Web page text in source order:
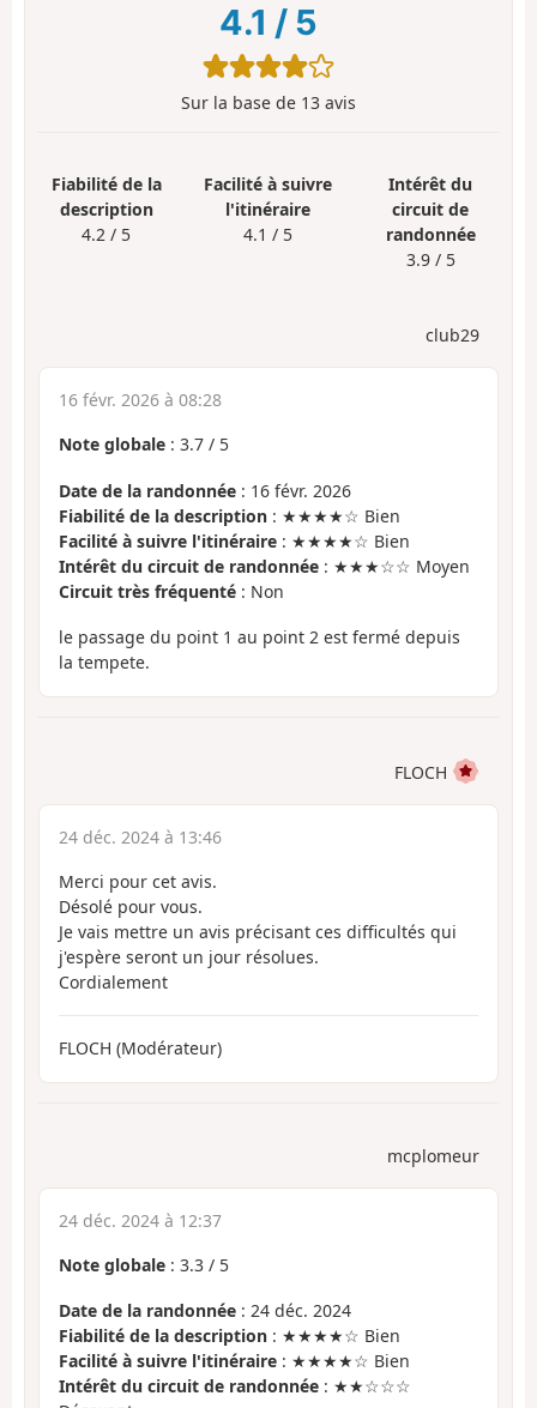
4.1 / 5
Sur la base de 13 avis
Fiabilité de la
description
4.2 / 5
Facilité à suivre
l'itinéraire
4.1 / 5
Intérêt du
circuit de
randonnée
3.9 / 5
club29
16 févr. 2026 à 08:28
Note globale : 3.7 / 5
Date de la randonnée : 16 févr. 2026
Fiabilité de la description : ★★★★☆ Bien
Facilité à suivre l'itinéraire : ★★★★☆ Bien
Intérêt du circuit de randonnée : ★★★☆☆ Moyen
Circuit très fréquenté : Non
le passage du point 1 au point 2 est fermé depuis
la tempete.
FLOCH
24 déc. 2024 à 13:46
Merci pour cet avis.
Désolé pour vous.
Je vais mettre un avis précisant ces difficultés qui
j'espère seront un jour résolues.
Cordialement
FLOCH (Modérateur)
mcplomeur
24 déc. 2024 à 12:37
Note globale : 3.3 / 5
Date de la randonnée : 24 déc. 2024
Fiabilité de la description : ★★★★☆ Bien
Facilité à suivre l'itinéraire : ★★★★☆ Bien
Intérêt du circuit de randonnée : ★★☆☆☆